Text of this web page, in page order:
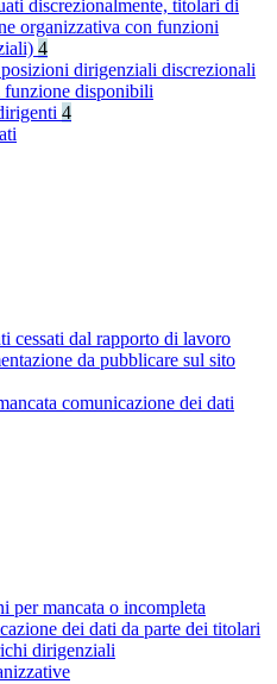
discrezionalmente, titolari di
organizzativa con funzioni
4
dirigenziali discrezionali
funzione disponibili
4
cessati dal rapporto di lavoro
da pubblicare sul sito
comunicazione dei dati
per mancata o incompleta
dei dati da parte dei titolari
dirigenziali